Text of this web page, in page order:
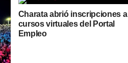
Charata abrió inscripciones a
cursos virtuales del Portal
Empleo